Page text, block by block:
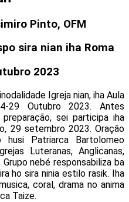
Pinto, OFM
sira nian iha Roma
2023
Igreja nian, iha Aula
29 Outubro 2023. Antes
sei participa iha
29 setembro 2023. Oração
husi Patriarca Bartolomeo
Luteranas, Anglicanas,
nebé responsabiliza ba
ho sira ninia estilo rasik. Iha
coral, drama no anima
Taize.